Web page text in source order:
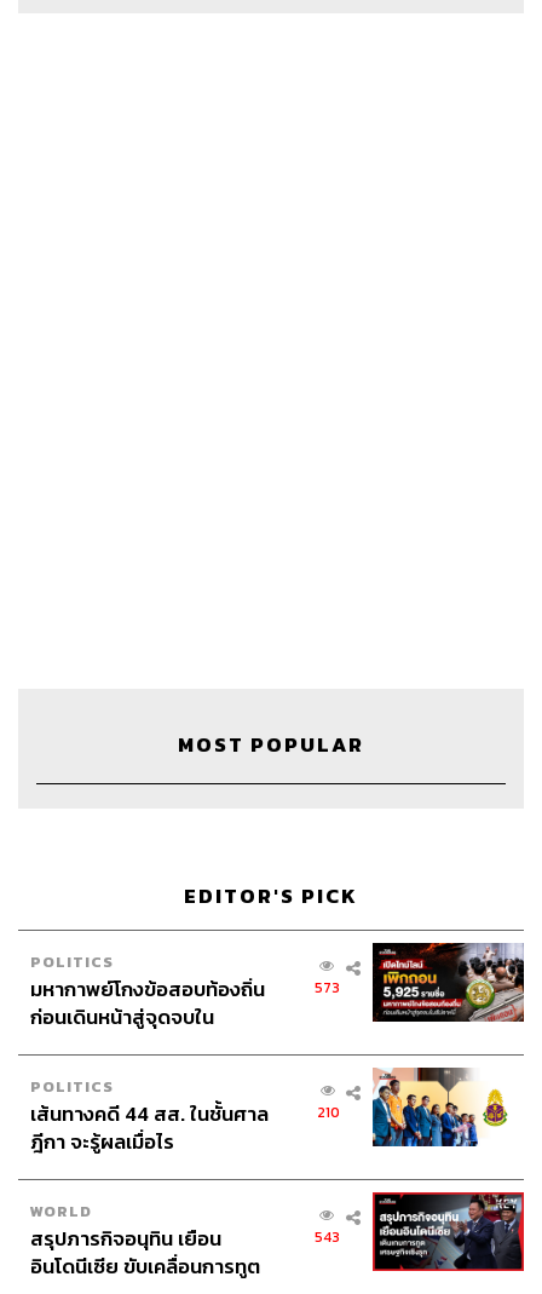
The Hostsพิภู พุ่มแก้วกล้า, อิทธิพล สมุทรทอง
Show Creatorภูมิชาย บุญสินสุข
Show Producersปวริศา ตั้งตุลานนท์, เชษฐพงศ์ ชูประดิษฐ์,
Sound Designer & Engineer
กฤตพล จียะเกียรติ
Coordinator & Adminอภิสิทธิ์​ หรรษาภิรมย์โชค
Art Directorอนงค์นาฏ วิวัฒนานนท์
Proofreader
MOST POPULAR
EDITOR'S PICK
POLITICS
มหากาพย์โกงข้อสอบท้องถิ่น
ก่อนเดินหน้าสู่จุดจบใน
573
POLITICS
เส้นทางคดี 44 สส. ในชั้นศาล
ฎีกา จะรู้ผลเมื่อไร
210
WORLD
สรุปภารกิจอนุทิน เยือน
อินโดนีเซีย ขับเคลื่อนการทูต
543